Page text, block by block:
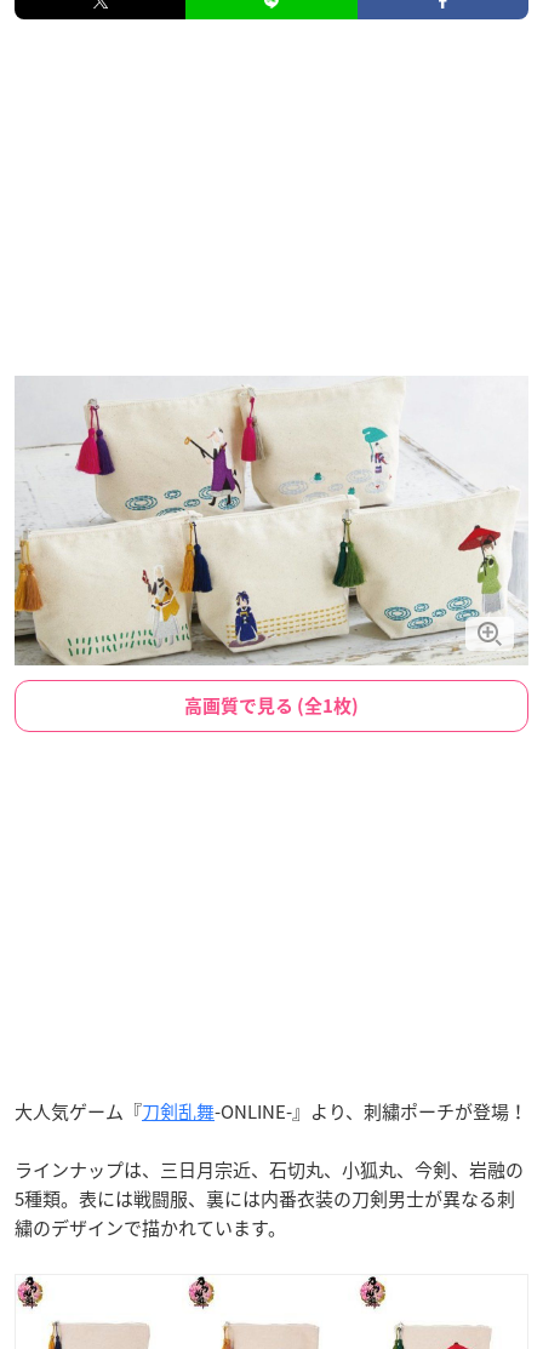
高画質で見る (全1枚)
大人気ゲーム『刀剣乱舞-ONLINE-』より、刺繍ポーチが登場！
ラインナップは、三日月宗近、石切丸、小狐丸、今剣、岩融の
5種類。表には戦闘服、裏には内番衣装の刀剣男士が異なる刺
繍のデザインで描かれています。